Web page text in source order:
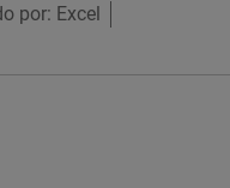
por: Excel